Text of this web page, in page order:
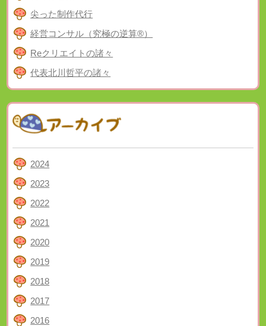
尖った制作代行
経営コンサル（究極の逆算®）
Reクリエイトの諸々
代表北川哲平の諸々
2024
2023
2022
2021
2020
2019
2018
2017
2016